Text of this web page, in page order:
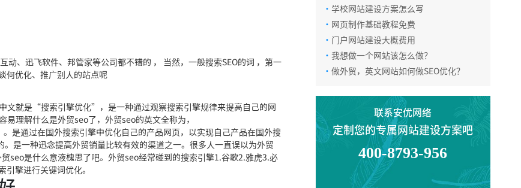
动、迅飞软件、邦管家等公司都不错的 ， 当然，一般搜索SEO的词 ，第一
何优化、推广别人的站点呢
就是“搜索引擎优化”，是一种通过观察搜索引擎规律来提高自己的网
理解什么是外贸seo了，外贸seo的英文全称为，
通过在国外搜索引擎中优化自己的产品网页，以实现自己产品在国外搜
是一种迅念提高外贸销量比较有效的渠道之一。很多人一直误以为外贸
seo是什么意液槐思了吧。外贸seo经常碰到的搜索引擎1.谷歌2.雅虎3.必
擎进行关键词优化。
· 学校网站建设方案怎么写
· 网页制作基础教程免费
· 门户网站建设大概费用
· 我想做一个网站该怎么做？
· 做外贸，英文网站如何做SEO优化？
联系安优网络
定制您的专属网站建设方案吧
400-8793-956